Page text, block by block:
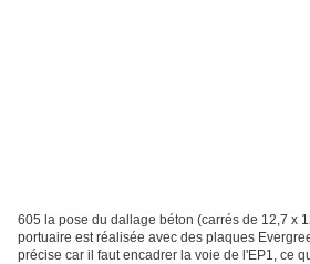
605 la pose du dallage béton (carrés de 12,7 x
portuaire est réalisée avec des plaques
précise car il faut encadrer la voie de l'EP1, ce